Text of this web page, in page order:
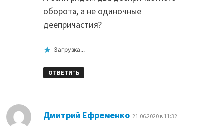
оборота, а не одиночные
деепричастия?
Загрузка...
ОТВЕТИТЬ
Дмитрий Ефременко: 21.06.2020 в 11:32